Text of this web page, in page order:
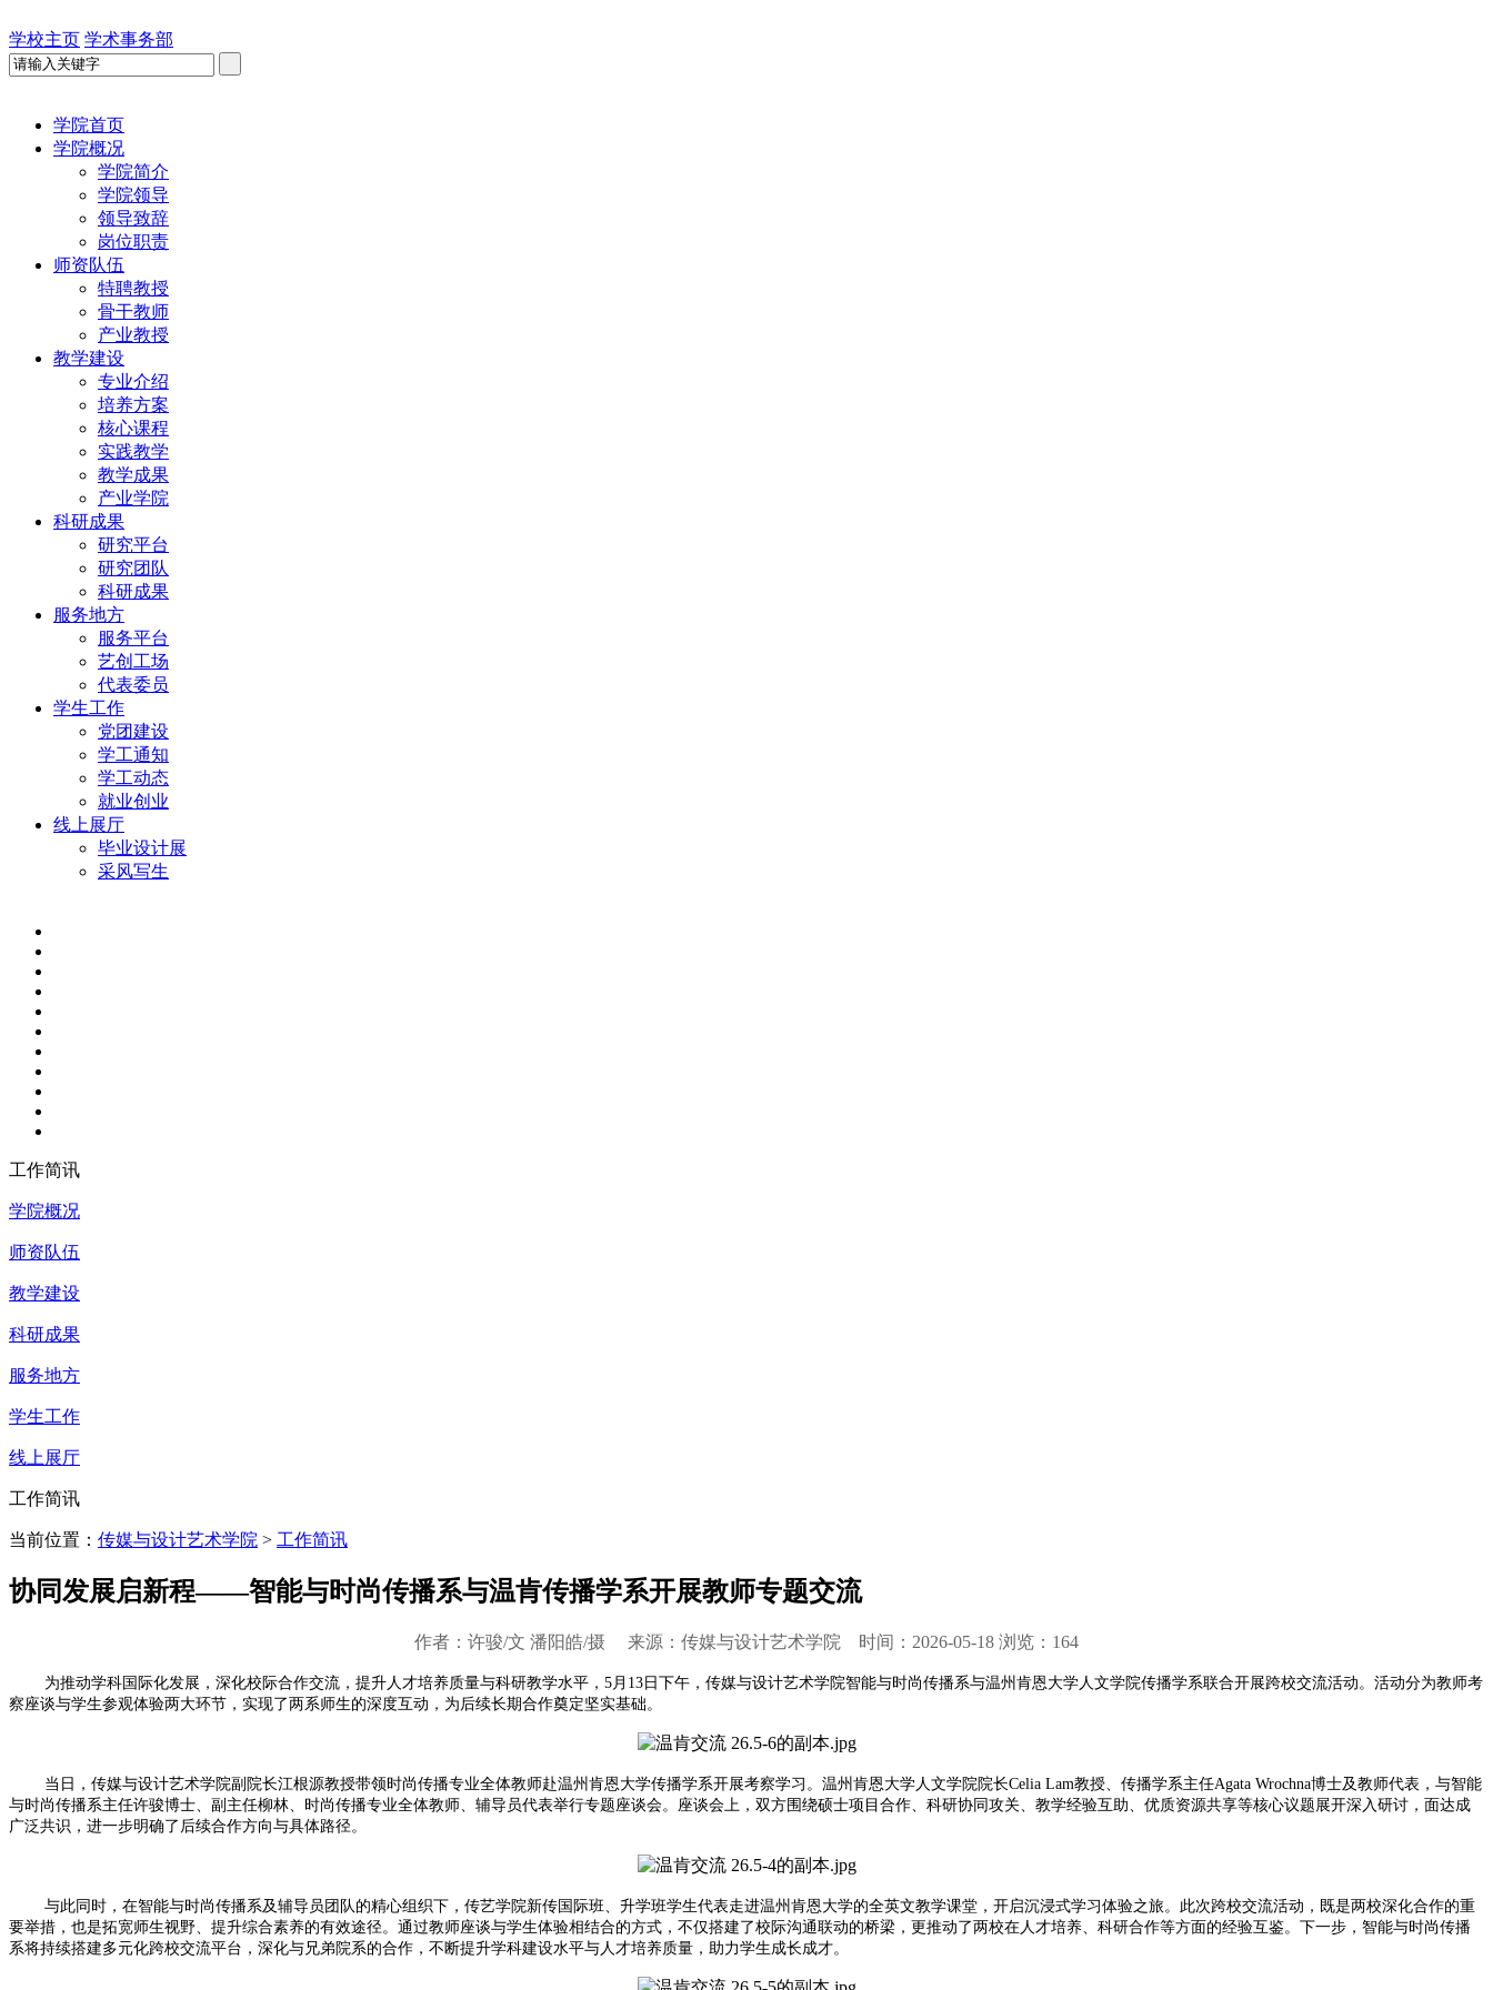
学校主页 学术事务部
学院首页
学院概况
学院简介
学院领导
领导致辞
岗位职责
师资队伍
特聘教授
骨干教师
产业教授
教学建设
专业介绍
培养方案
核心课程
实践教学
教学成果
产业学院
科研成果
研究平台
研究团队
科研成果
服务地方
服务平台
艺创工场
代表委员
学生工作
党团建设
学工通知
学工动态
就业创业
线上展厅
毕业设计展
采风写生
工作简讯
学院概况
师资队伍
教学建设
科研成果
服务地方
学生工作
线上展厅
工作简讯
当前位置： 传媒与设计艺术学院 > 工作简讯
协同发展启新程——智能与时尚传播系与温肯传播学系开展教师专题交流
作者：许骏/文 潘阳皓/摄 来源：传媒与设计艺术学院 时间：2026-05-18 浏览： 164
为推动学科国际化发展，深化校际合作交流，提升人才培养质量与科研教学水平，5月13日下午，传媒与设计艺术学院智能与时尚传播系与温州肯恩大学人文学院传播学系联合开展跨校交流活动。活动分为教师考
察座谈与学生参观体验两大环节，实现了两系师生的深度互动，为后续长期合作奠定坚实基础。
当日，传媒与设计艺术学院副院长江根源教授带领时尚传播专业全体教师赴温州肯恩大学传播学系开展考察学习。温州肯恩大学人文学院院长Celia Lam教授、传播学系主任Agata Wrochna博士及教师代表，与智能
与时尚传播系主任许骏博士、副主任柳林、时尚传播专业全体教师、辅导员代表举行专题座谈会。座谈会上，双方围绕硕士项目合作、科研协同攻关、教学经验互助、优质资源共享等核心议题展开深入研讨，面达成
广泛共识，进一步明确了后续合作方向与具体路径。
与此同时，在智能与时尚传播系及辅导员团队的精心组织下，传艺学院新传国际班、升学班学生代表走进温州肯恩大学的全英文教学课堂，开启沉浸式学习体验之旅。此次跨校交流活动，既是两校深化合作的重
要举措，也是拓宽师生视野、提升综合素养的有效途径。通过教师座谈与学生体验相结合的方式，不仅搭建了校际沟通联动的桥梁，更推动了两校在人才培养、科研合作等方面的经验互鉴。下一步，智能与时尚传播
系将持续搭建多元化跨校交流平台，深化与兄弟院系的合作，不断提升学科建设水平与人才培养质量，助力学生成长成才。